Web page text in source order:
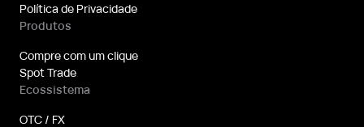
Política de Privacidade
Produtos
Compre com um clique
Spot Trade
Ecossistema
OTC / FX